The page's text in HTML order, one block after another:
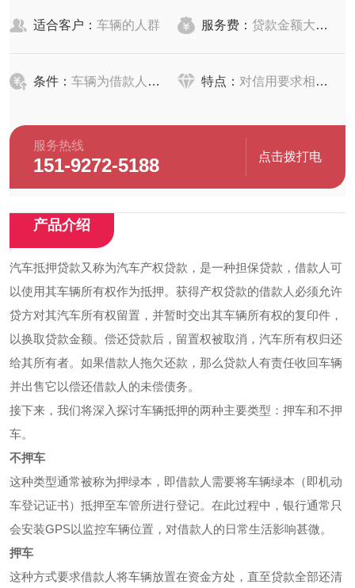
适合客户： 车辆的人群 服务费： 贷款金额大，服务费可能相对较低
条件： 车辆为借款人本人合法拥有 特点： 对信用要求相对较低
服务热线
151-9272-5188 点击拨打电
产品介绍
汽车抵押贷款又称为汽车产权贷款，是一种担保贷款，借款人可
以使用其车辆所有权作为抵押。获得产权贷款的借款人必须允许
贷方对其汽车所有权留置，并暂时交出其车辆所有权的复印件，
以换取贷款金额。偿还贷款后，留置权被取消，汽车所有权归还
给其所有者。如果借款人拖欠还款，那么贷款人有责任收回车辆
并出售它以偿还借款人的未偿债务。
接下来，我们将深入探讨车辆抵押的两种主要类型：押车和不押
车。
不押车
这种类型通常被称为押绿本，即借款人需要将车辆绿本（即机动
车登记证书）抵押至车管所进行登记。在此过程中，银行通常只
会安装GPS以监控车辆位置，对借款人的日常生活影响甚微。
押车
这种方式要求借款人将车辆放置在资金方处，直至贷款全部还清